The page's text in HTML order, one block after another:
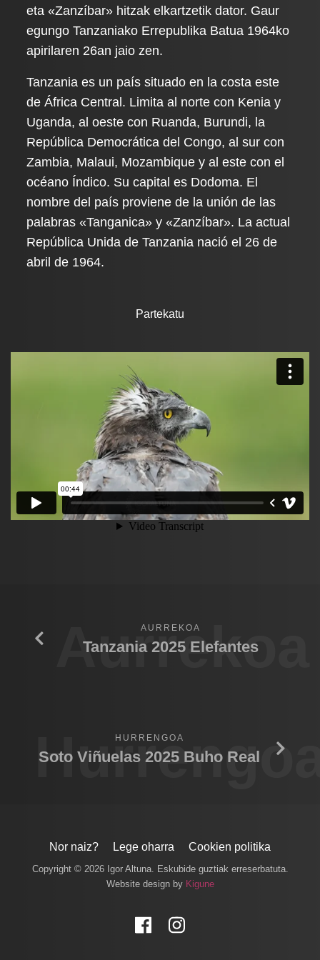
eta «Zanzíbar» hitzak elkartzetik dator. Gaur
egungo Tanzaniako Errepublika Batua 1964ko
apirilaren 26an jaio zen.
Tanzania es un país situado en la costa este
de África Central. Limita al norte con Kenia y
Uganda, al oeste con Ruanda, Burundi, la
República Democrática del Congo, al sur con
Zambia, Malaui, Mozambique y al este con el
océano Índico. Su capital es Dodoma. El
nombre del país proviene de la unión de las
palabras «Tanganica» y «Zanzíbar». La actual
República Unida de Tanzania nació el 26 de
abril de 1964.
Partekatu
Aurrekoa
AURREKOA
Tanzania 2025 Elefantes
HURRENGOA
Soto Viñuelas 2025 Buho Real
Nor naiz? Lege oharra Cookien politika
Copyright © 2026 Igor Altuna. Eskubide guztiak erreserbatuta.
Website design by Kigune
Facebook
Instagram